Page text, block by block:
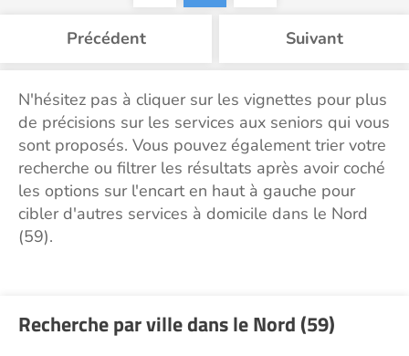
Précédent Suivant
N'hésitez pas à cliquer sur les vignettes pour plus
de précisions sur les services aux seniors qui vous
sont proposés. Vous pouvez également trier votre
recherche ou filtrer les résultats après avoir coché
les options sur l'encart en haut à gauche pour
cibler d'autres services à domicile dans le Nord
(59).
Recherche par ville dans le Nord (59)